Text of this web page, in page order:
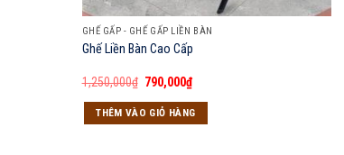
GHẾ GẤP - GHẾ GẤP LIỀN BÀN
Ghế Liền Bàn Cao Cấp
1,250,000₫ Giá
là:
1,250,000₫.
790,000₫Giá
hiện
tại
là:
THÊM VÀO GIỎ HÀNG